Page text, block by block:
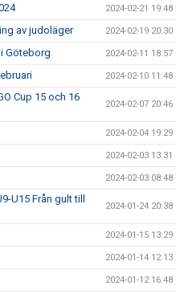
2024-02-21 19:48
av judoläger 2024-02-19 20:30
Göteborg 2024-02-11 18:57
2024-02-10 11:48
Cup 15 och 16
2024-02-07 20:46
2024-02-04 19:29
2024-02-03 13:31
2024-02-03 08:48
U15 Från gult till
2024-01-24 20:38
2024-01-15 13:29
2024-01-14 12:13
2024-01-12 16:48